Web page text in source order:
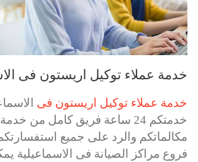
خدمة عملاء توكيل اريستون فى
خدمة عملاء توكيل اريستون فى
خدمتكم 24 ساعة فريق كامل من
مكالماتكم والرد على جميع
فروع مراكز الصيانة فى الاسماعيلية